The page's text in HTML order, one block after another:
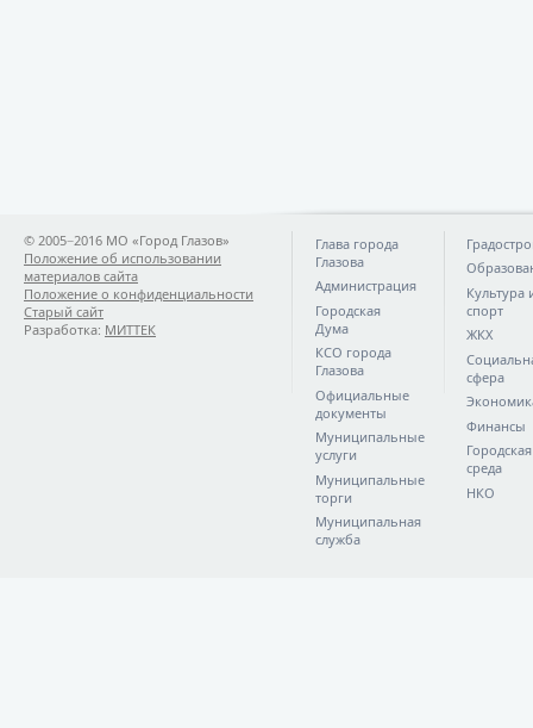
© 2005−2016 МО «Город Глазов»
Положение об использовании
материалов сайта
Положение о конфиденциальности
Старый сайт
Разработка: МИТТЕК
Глава города
Глазова
Администрация
Городская
Дума
КСО города
Глазова
Официальные
документы
Муниципальные
услуги
Муниципальные
торги
Муниципальная
служба
Культура
спорт
ЖКХ
сфера
Финансы
Городская
среда
НКО